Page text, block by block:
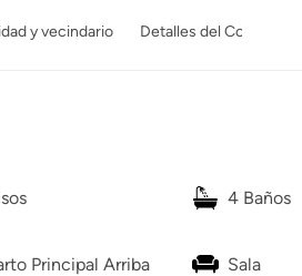
y vecindario Detalles del Constructor
4 Baños
Principal Arriba Sala